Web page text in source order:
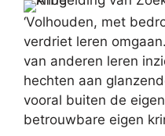
‘Volhouden, met
verdriet leren
van anderen leren
hechten aan
vooral buiten de
betrouwbare eigen